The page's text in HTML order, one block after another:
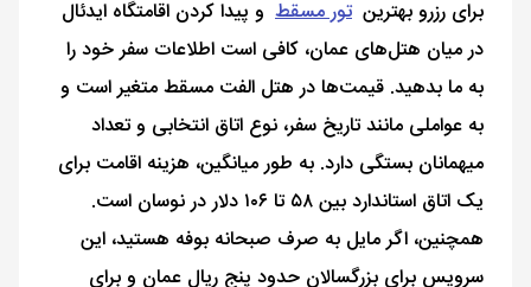
برای رزرو بهترین تور مسقط و پیدا کردن اقامتگاه ایدئال
در میان هتل‌های عمان، کافی است اطلاعات سفر خود را
به ما بدهید. قیمت‌ها در هتل الفت مسقط متغیر است و
به عواملی مانند تاریخ سفر، نوع اتاق انتخابی و تعداد
میهمانان بستگی دارد. به طور میانگین، هزینه اقامت برای
یک اتاق استاندارد بین ۵۸ تا ۱۰۶ دلار در نوسان است.
همچنین، اگر مایل به صرف صبحانه بوفه هستید، این
سرویس برای بزرگسالان حدود پنج ریال عمان و برای